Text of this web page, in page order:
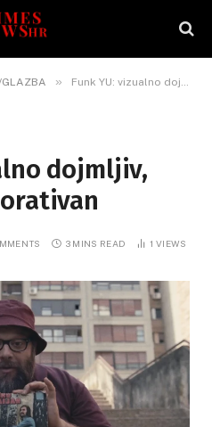
GLAZBA » Funk YU: vizualno dojmljiv, sadržajno dekorativan
dojmljiv,
3 MINS READ 1VIEWS